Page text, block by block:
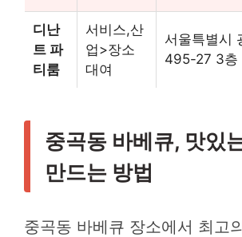
디난
트 파
티룸
서비스,산
업>장소
대여
서울특별시
495-27 3층
중곡동 바베큐, 맛있
만드는 방법
중곡동 바베큐 장소에서 최고